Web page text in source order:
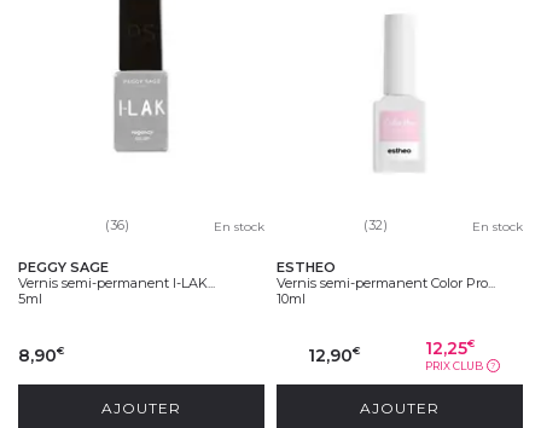
(36) En stock
PEGGY SAGE
Vernis semi-permanent I-LAK...
5ml
8,90€
AJOUTER
(32) En stock
ESTHEO
Vernis semi-permanent Color Pro...
10ml
12,90€ 12,25€
PRIX CLUB ?
AJOUTER